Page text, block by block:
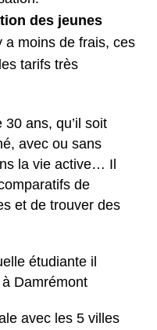
des jeunes
a moins de frais, ces
tarifs très
ans, qu’il soit
avec ou sans
la vie active… Il
de
et de trouver des
étudiante il
Damrémont
avec les 5 villes